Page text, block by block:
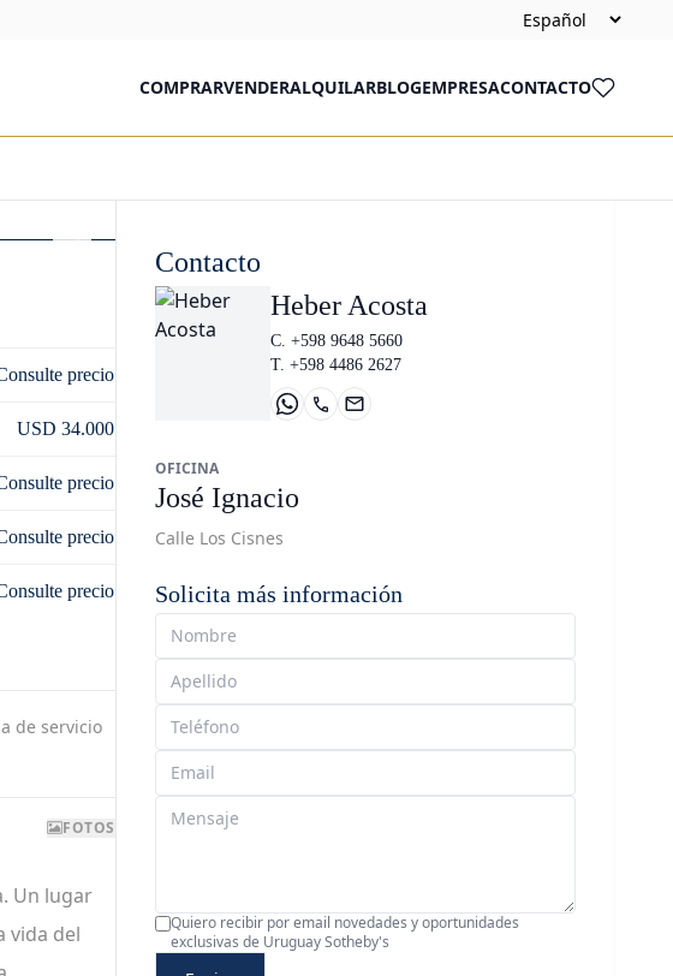
COMPRARVENDERALQUILARBLOGEMPRESACONTACTO
precio
USD 34.000
precio
precio
precio
de servicio
FOTOS
Un lugar
vida del
Contacto
Heber Acosta
C. +598 9648 5660
T. +598 4486 2627
OFICINA
José Ignacio
Calle Los Cisnes
Solicita más información
Quiero recibir por email novedades y oportunidades
exclusivas de Uruguay Sotheby's